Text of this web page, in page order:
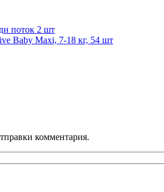
поток 2 шт
Baby Maxi, 7-18 кг, 54 шт
комментария.